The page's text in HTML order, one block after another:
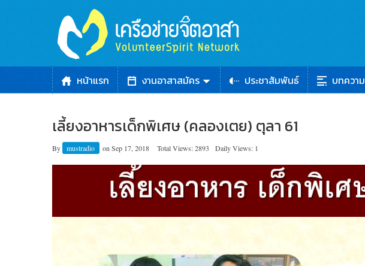
หน้าแรก งานอาสาสมัคร ประชาสัมพันธ์ บทความ
เลี้ยงอาหารเด็กพิเศษ (คลองเตย) ตุลา 61
By mustradio on Sep 17, 2018 Total Views: 2893 Daily Views: 1